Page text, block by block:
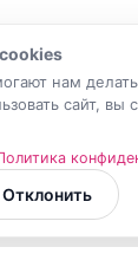
нам
сайт, вы